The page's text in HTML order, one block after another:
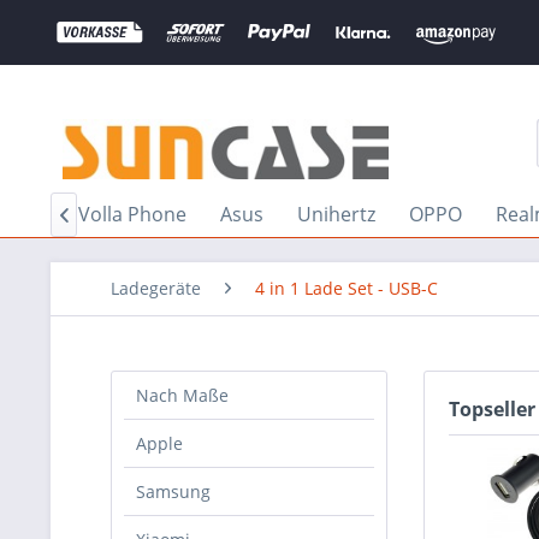
Volla Phone Asus Unihertz OPPO

Ladegeräte 4 in 1 Lade Set - USB-C
Nach Maße
Apple
Samsung
Topseller